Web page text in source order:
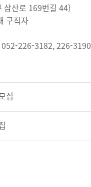
삼산로 169번길 44)
구직자
052-226-3182, 226-3190
집